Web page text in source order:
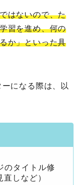
はないので、た
習を進め、何の
か」といった具
になる際は、以
のタイトル修
しなど）